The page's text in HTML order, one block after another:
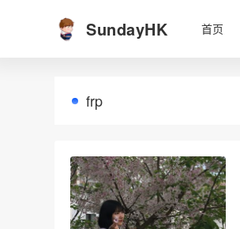
SundayHK 首页
frp